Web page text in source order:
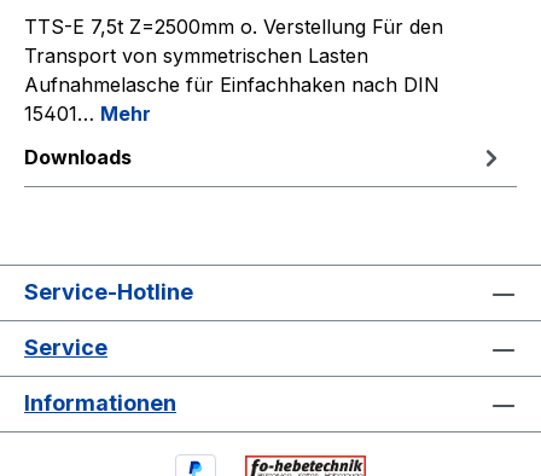
TTS-E 7,5t Z=2500mm o. Verstellung Für den
Transport von symmetrischen Lasten
Aufnahmelasche für Einfachhaken nach DIN
15401… Mehr
Downloads
Service-Hotline
Service
Informationen